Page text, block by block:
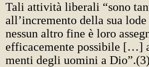
Tali attività liberali “sono
all’incremento della sua
nessun altro fine è loro
efficacemente possibile […]
menti degli uomini a Dio”.(3)